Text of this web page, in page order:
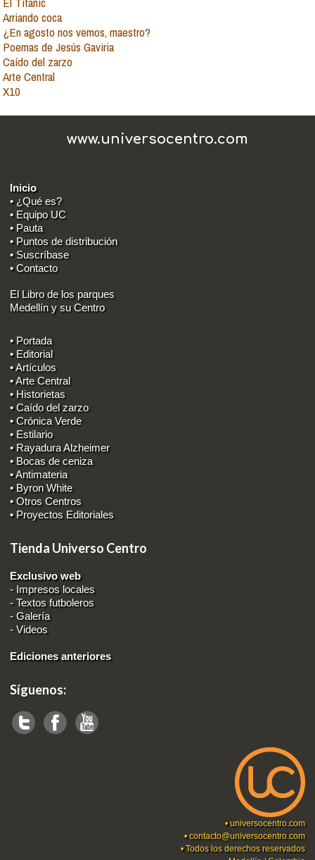
Arriando coca
¿En agosto nos vemos, maestro?
Poemas de Jesús Gaviria
Caído del zarzo
Arte Central
X10
www.universocentro.com
Inicio
• ¿Qué es?
• Equipo UC
• Pauta
• Puntos de distribución
• Suscríbase
• Contacto
El Libro de los parques
Medellín y su Centro
• Portada
• Editorial
• Artículos
• Arte Central
• Historietas
• Caído del zarzo
• Crónica Verde
• Estilario
• Rayadura Alzheimer
• Bocas de ceniza
• Antimateria
• Byron White
• Otros Centros
• Proyectos Editoriales
Tienda Universo Centro
Exclusivo web
- Impresos locales
-Textos futboleros
-Galería
-Videos
Ediciones anteriores
Síguenos:
•universocentro.com
•contacto@universocentro.com
• Todos los derechos reservados